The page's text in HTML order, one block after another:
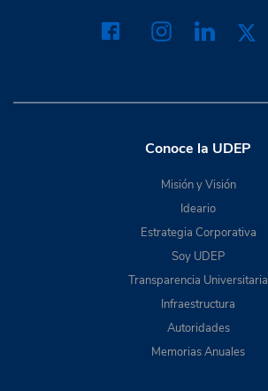
Conoce la UDEP
Misión y Visión
Ideario
Estrategia Corporativa
Soy UDEP
Transparencia Universitaria
Infraestructura
Autoridades
Memorias Anuales